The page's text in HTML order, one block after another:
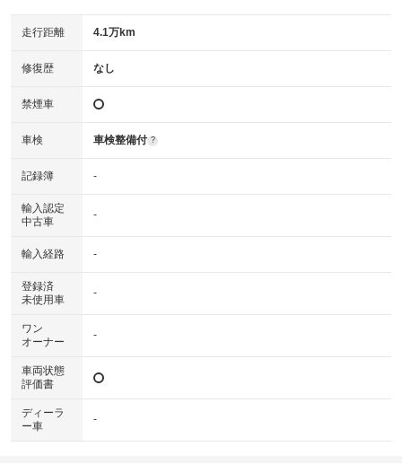
走行距離 4.1万km
修復歴 なし
禁煙車
車検 車検整備付 ?
記録簿 -
輸入認定
中古車
-
輸入経路 -
登録済
未使用車
-
ワン
オーナー
-
車両状態
評価書
ディーラ
ー車
-